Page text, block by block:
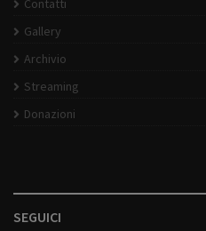
Contatti
Gallery
Archivio
Streaming
Donazioni
SEGUICI